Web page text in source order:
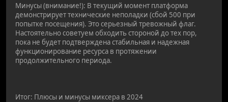
Минусы (внимание!): В текущий момент платформа
демонстрирует технические неполадки (сбой 500 при
попытке посещения). Это серьезный тревожный флаг.
Настоятельно советуем обходить стороной до тех пор,
пока не будет подтверждена стабильная и надежная
функционирование ресурса в протяжении
продолжительного периода.
Итог: Плюсы и минусы миксера в 2024